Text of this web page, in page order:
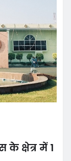
क्षेत्र में 1